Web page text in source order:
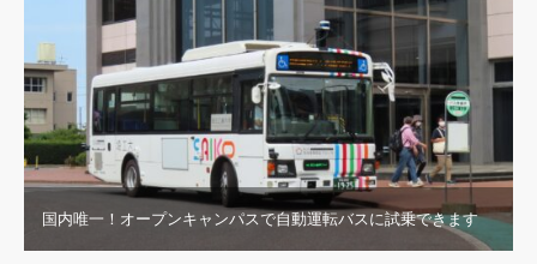
国内唯一！オープンキャンパスで自動運転バスに試乗できます